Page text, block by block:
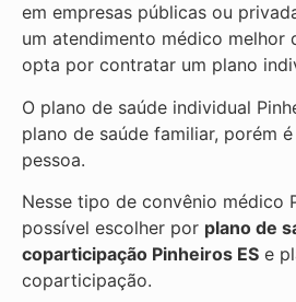
em empresas públicas ou
um atendimento médico melhor
opta por contratar um plano
O plano de saúde individual
plano de saúde familiar, porém
pessoa.
Nesse tipo de convênio médico
possível escolher por plano de
coparticipação Pinheiros ES e
coparticipação.